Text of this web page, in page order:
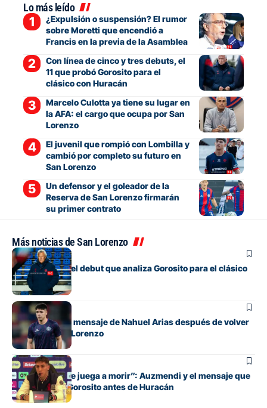
Lo más leído
¿Expulsión o suspensión? El rumor
sobre Moretti que encendió a
Francis en la previa de la Asamblea
Con línea de cinco y tres debuts, el
11 que probó Gorosito para el
clásico con Huracán
Marcelo Culotta ya tiene su lugar en
la AFA: el cargo que ocupa por San
Lorenzo
El juvenil que rompió con Lombilla y
cambió por completo su futuro en
San Lorenzo
Un defensor y el goleador de la
Reserva de San Lorenzo firmarán
su primer contrato
Más noticias de San Lorenzo
Fútbol
Los cambios y el debut que analiza Gorosito para el clásico
con Huracán
Fútbol
El conmovedor mensaje de Nahuel Arias después de volver
a jugar en San Lorenzo
Fútbol
“Cada pelota se juega a morir”: Auzmendi y el mensaje que
transmitió de Gorosito antes de Huracán